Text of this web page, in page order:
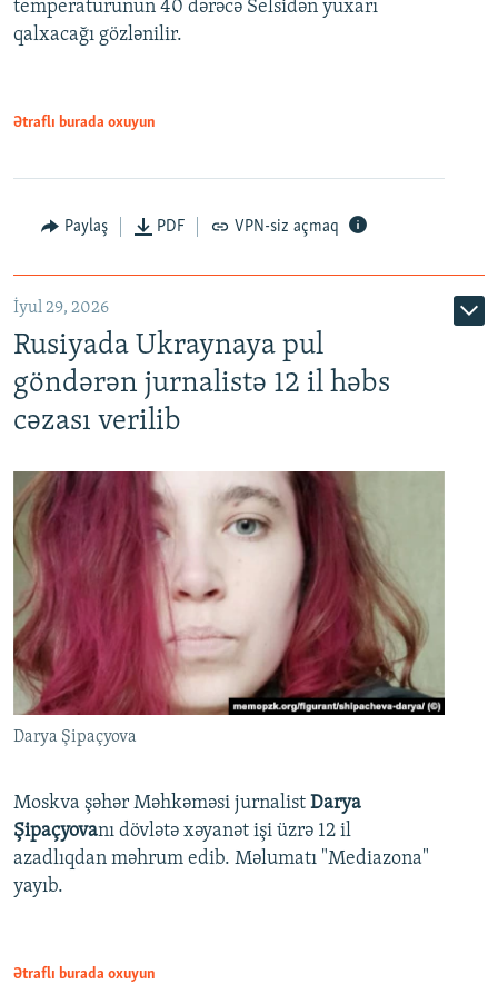
temperaturunun 40 dərəcə Selsidən yuxarı
qalxacağı gözlənilir.
Ətraflı burada oxuyun
Paylaş PDF VPN-siz açmaq
İyul 29, 2026
Rusiyada Ukraynaya pul
göndərən jurnalistə 12 il həbs
cəzası verilib
Darya Şipaçyova
Moskva şəhər Məhkəməsi jurnalist Darya
Şipaçyovanı dövlətə xəyanət işi üzrə 12 il
azadlıqdan məhrum edib. Məlumatı "Mediazona"
yayıb.
Ətraflı burada oxuyun